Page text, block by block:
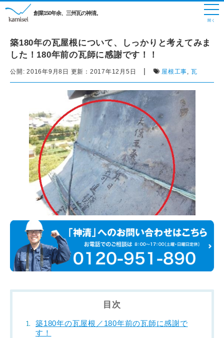
創業150年余、三州瓦の神清。
築180年の瓦屋根について、しっかりと考えてみま
した！180年前の瓦師に感謝です！！
公開: 2016年9月8日 更新： 2017年12月5日 | 屋根工事, 瓦
目次
築180年の瓦屋根／180年前の瓦師に感謝で
す！